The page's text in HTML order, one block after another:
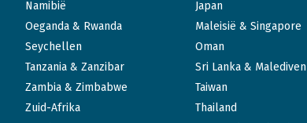
Namibië
Oeganda & Rwanda
Seychellen
Tanzania & Zanzibar
Zambia & Zimbabwe
Zuid-Afrika
Japan
Maleisië & Singapore
Oman
Sri Lanka & Malediven
Taiwan
Thailand